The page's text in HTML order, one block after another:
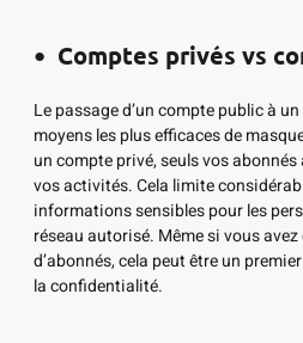
Comptes privés vs
Le passage d’un compte public à
moyens les plus efficaces de
un compte privé, seuls vos
vos activités. Cela limite
informations sensibles pour les
réseau autorisé. Même si vous
d’abonnés, cela peut être un
la confidentialité.